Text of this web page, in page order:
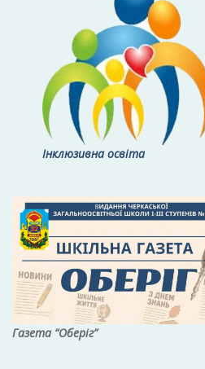
Інклюзивна освіта
Газета “Оберіг”